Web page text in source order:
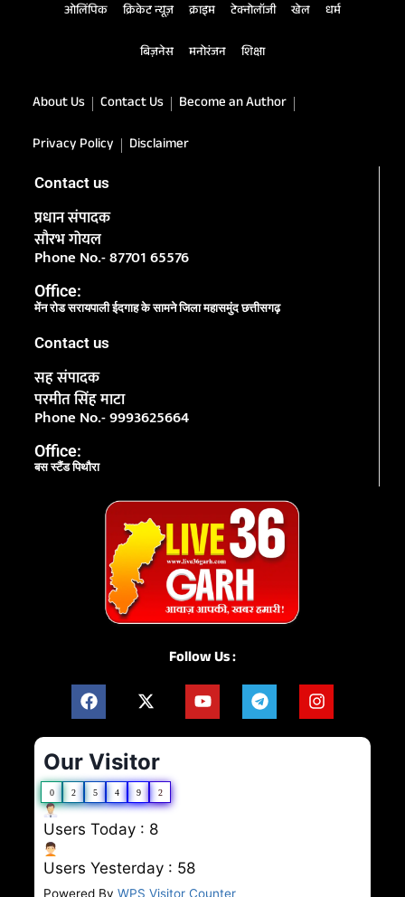
ओलिंपिक क्रिकेट न्यूज़ क्राइम टेक्नोलॉजी खेल धर्म
बिज़नेस मनोरंजन शिक्षा
About Us Contact Us
Become an Author
Privacy Policy
Disclaimer
Contact us
प्रधान संपादक
सौरभ गोयल
Phone No.- 87701 65576
Office:
मेंन रोड सरायपाली ईदगाह के सामने जिला महासमुंद छत्तीसगढ़
Contact us
सह संपादक
परमीत सिंह माटा
Phone No.- 9993625664
Office:
बस स्टैंड पिथौरा
Follow Us :
Our Visitor
0 2 5 4 9 2
Users Today : 8
Users Yesterday : 58
Powered By WPS Visitor Counter